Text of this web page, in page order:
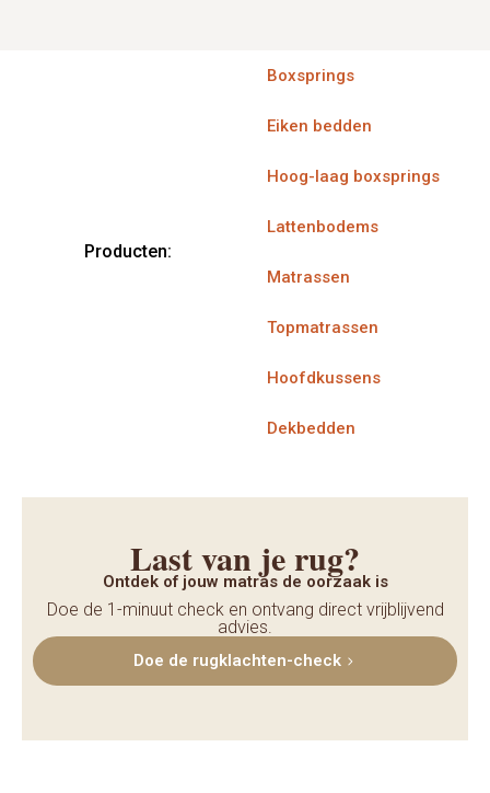
Producten:
Boxsprings
Eiken bedden
Hoog-laag boxsprings
Lattenbodems
Matrassen
Topmatrassen
Hoofdkussens
Dekbedden
Last van je rug?
Ontdek of jouw matras de oorzaak is
Doe de 1-minuut check en ontvang direct vrijblijvend
advies.
Doe de rugklachten-check